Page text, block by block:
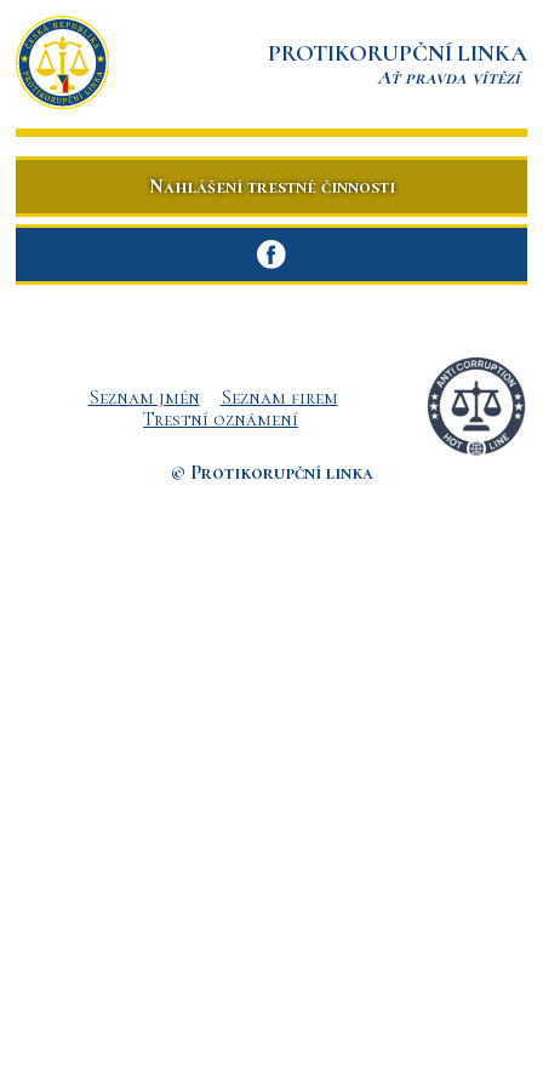
PROTIKORUPČNÍ LINKA
Ať pravda vítězí
Nahlášení trestné činnosti
Seznam jmén
Seznam firem
Trestní oznámení
© Protikorupční linka